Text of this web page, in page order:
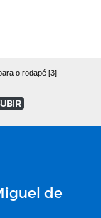
o rodapé [3]
de